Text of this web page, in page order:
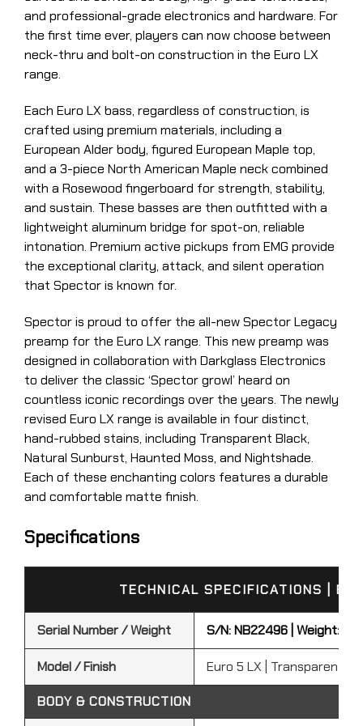
and professional-grade elec­tronics and hardware. For
the first time ever, players can now choose between
neck-thru and bolt-on construction in the Euro LX
range.
Each Euro LX bass, regardless of construction, is
crafted using premium materials, including a
European Alder body, figured European Maple top,
and a 3-piece North American Maple neck combined
with a Rosewood fingerboard for strength, stability,
and sustain. These basses are then outfitted with a
lightweight aluminum bridge for spot-on, reliable
intonation. Premium active pickups from EMG provide
the exceptional clarity, attack, and silent operation
that Spector is known for.
Spector is proud to offer the all-new Spector Legacy
preamp for the Euro LX range. This new preamp was
designed in collaboration with Darkglass Elec­tronics
to deliver the classic ‘Spector growl’ heard on
countless iconic recordings over the years. The newly
revised Euro LX range is available in four distinct,
hand-rubbed stains, including Transparent Black,
Natural Sunburst, Haunted Moss, and Nightshade.
Each of these enchanting colors features a durable
and comfort­able matte finish.
Specifications
TECHNICAL SPECIFICATIONS |
Serial Number / Weight S/N: NB22496 | Weight:
Model / Finish Euro 5 LX | Transparent
BODY & CONSTRUCTION